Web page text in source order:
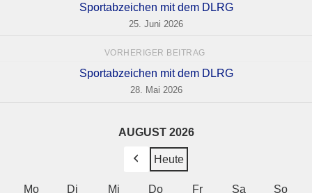
Sportabzeichen mit dem DLRG
25. Juni 2026
VORHERIGER BEITRAG
Sportabzeichen mit dem DLRG
28. Mai 2026
AUGUST 2026
Zurück
Heute
MoMontag
Di Dienstag
Mi Mittwoch
DoDonnerstag
FrFreitagSa Samstag
So